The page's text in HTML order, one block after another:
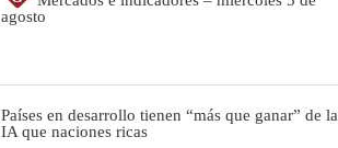
agosto
Países en desarrollo tienen “más que ganar” de la
IA que naciones ricas